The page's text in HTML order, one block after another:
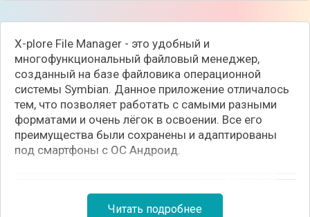
X-plore File Manager - это удобный и
многофункциональный файловый менеджер,
созданный на базе файловика операционной
системы Symbian. Данное приложение отличалось
тем, что позволяет работать с самыми разными
форматами и очень лёгок в освоении. Все его
преимущества были сохранены и адаптированы
под смартфоны с ОС Андроид.
Читать подробнее